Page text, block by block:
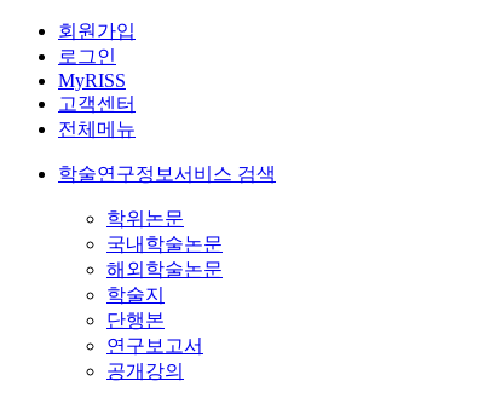
회원가입
로그인
MyRISS
고객센터
전체메뉴
학술연구정보서비스 검색
학위논문
국내학술논문
해외학술논문
학술지
단행본
연구보고서
공개강의